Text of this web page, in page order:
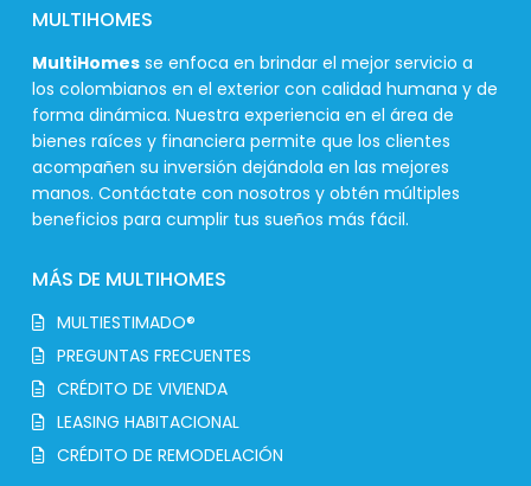
MULTIHOMES
MultiHomes se enfoca en brindar el mejor servicio a
los colombianos en el exterior con calidad humana y de
forma dinámica. Nuestra experiencia en el área de
bienes raíces y financiera permite que los clientes
acompañen su inversión dejándola en las mejores
manos. Contáctate con nosotros y obtén múltiples
beneficios para cumplir tus sueños más fácil.
MÁS DE MULTIHOMES
MULTIESTIMADO®
PREGUNTAS FRECUENTES
CRÉDITO DE VIVIENDA
LEASING HABITACIONAL
CRÉDITO DE REMODELACIÓN